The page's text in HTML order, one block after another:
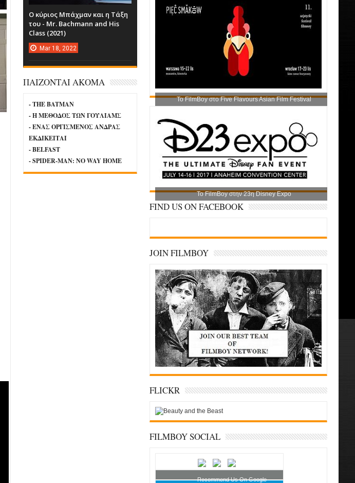
Το FilmBoy στο Five Flavours Asian Film Festival
Το FilmBoy στην 23η Disney Expo
FIND US ON FACEBOOK
JOIN FILMBOY
FLICKR
FILMBOY SOCIAL
Recommend Us On Google
Ο κύριος Μπάχμαν και η Τάξη
του - Mr. Bachmann and His
Class (2021)
Mar 18, 2022
ΠΑΙΖΟΝΤΑΙ ΑΚΟΜΑ
- THE BATMAN
- Η ΜΕΘΟΔΟΣ ΤΩΝ ΓΟΥΛΙΑΜΣ
- ΕΝΑΣ ΟΡΓΙΣΜΕΝΟΣ ΑΝΔΡΑΣ
ΕΚΔΙΚΕΙΤΑΙ
- BELFAST
- SPIDER-MAN: NO WAY HOME